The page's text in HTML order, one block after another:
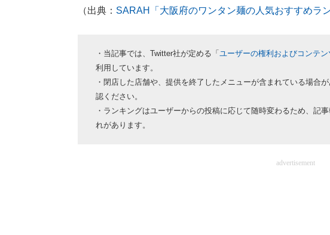
（出典： SARAH「大阪府のワンタン麺の人気おすすめラン
・当記事では、Twitter社が定める「 ユーザーの権利およびコンテ
利用しています。
・閉店した店舗や、提供を終了したメニューが含まれている場合
認ください。
・ランキングはユーザーからの投稿に応じて随時変わるため、記
れがあります。
advertisement